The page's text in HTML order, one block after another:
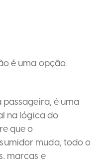
é uma opção.
passageira, é uma
na lógica do
que o
muda, todo o
marcas e